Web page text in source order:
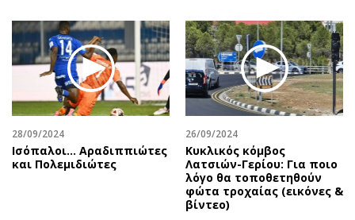
Ελλάδα
Κόσμος
Παράξενα
Πολιτισμός
Σινεμά
Θέατρο-Χορός
Μουσική
Συνταγές
Έξοδος
Media
Εκπομπές
Wine routes
Podcasts
Uncut
Προσφορές
28/09/2024
Ισόπαλοι… Αραδιππιώτες
και Πολεμιδιώτες
26/09/2024
Κυκλικός κόμβος
Λατσιών-Γερίου: Για ποιο
λόγο θα τοποθετηθούν
φώτα τροχαίας (εικόνες &
βίντεο)